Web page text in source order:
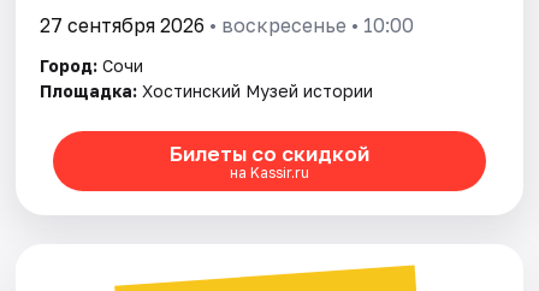
27 сентября 2026 • воскресенье • 10:00
Город: Сочи
Площадка: Хостинский Музей истории
Билеты со скидкой
на Kassir.ru